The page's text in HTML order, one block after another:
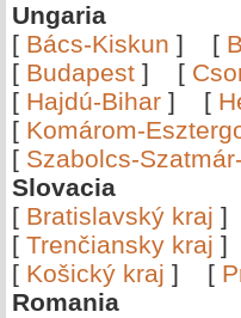
Ungaria
[ Bács-Kiskun ] [
[ Budapest ] [
[ Hajdú-Bihar ] [
[ Komárom-
[ Szabolcs-
Slovacia
[ Bratislavský kraj ]
[ Trenčiansky kraj ]
[ Košický kraj ] [
Romania